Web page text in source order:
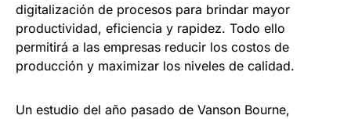
digitalización de procesos para brindar mayor
productividad, eficiencia y rapidez. Todo ello
permitirá a las empresas reducir los costos de
producción y maximizar los niveles de calidad.
Un estudio del año pasado de Vanson Bourne,